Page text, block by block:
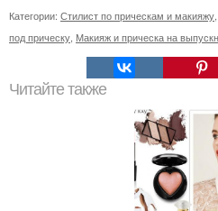
Категории: Стилист по прическам и макияжу
под прическу Макияж и прическа на
Читайте также